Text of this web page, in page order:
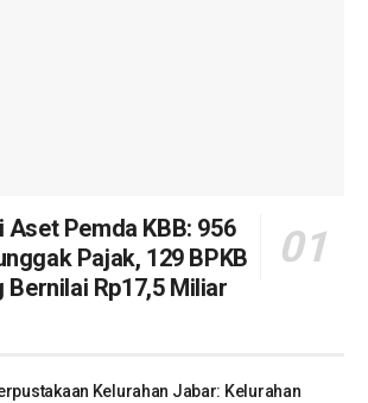
Pemda KBB: 956
Pajak, 129 BPKB
Bernilai Rp17,5 Miliar
Kelurahan Jabar: Kelurahan